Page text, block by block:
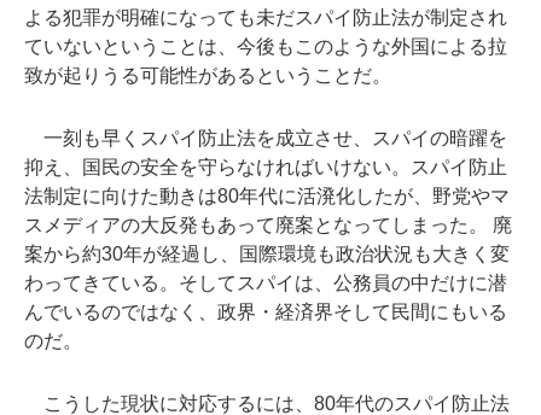
よる犯罪が明確になっても未だスパイ防止法が制定され
ていないということは、今後もこのような外国による拉
致が起りうる可能性があるということだ。
一刻も早くスパイ防止法を成立させ、スパイの暗躍を
抑え、国民の安全を守らなければいけない。スパイ防止
法制定に向けた動きは80年代に活溌化したが、野党やマ
スメディアの大反発もあって廃案となってしまった。 廃
案から約30年が経過し、国際環境も政治状況も大きく変
わってきている。そしてスパイは、公務員の中だけに潜
んでいるのではなく、政界・経済界そして民間にもいる
のだ。
こうした現状に対応するには、80年代のスパイ防止法